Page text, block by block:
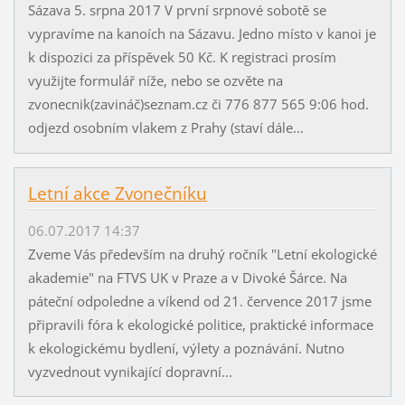
Sázava 5. srpna 2017 V první srpnové sobotě se
vypravíme na kanoích na Sázavu. Jedno místo v kanoi je
k dispozici za příspěvek 50 Kč. K registraci prosím
využijte formulář níže, nebo se ozvěte na
zvonecnik(zavináč)seznam.cz či 776 877 565 9:06 hod.
odjezd osobním vlakem z Prahy (staví dále...
Letní akce Zvonečníku
06.07.2017 14:37
Zveme Vás především na druhý ročník "Letní ekologické
akademie" na FTVS UK v Praze a v Divoké Šárce. Na
páteční odpoledne a víkend od 21. července 2017 jsme
připravili fóra k ekologické politice, praktické informace
k ekologickému bydlení, výlety a poznávání. Nutno
vyzvednout vynikající dopravní...